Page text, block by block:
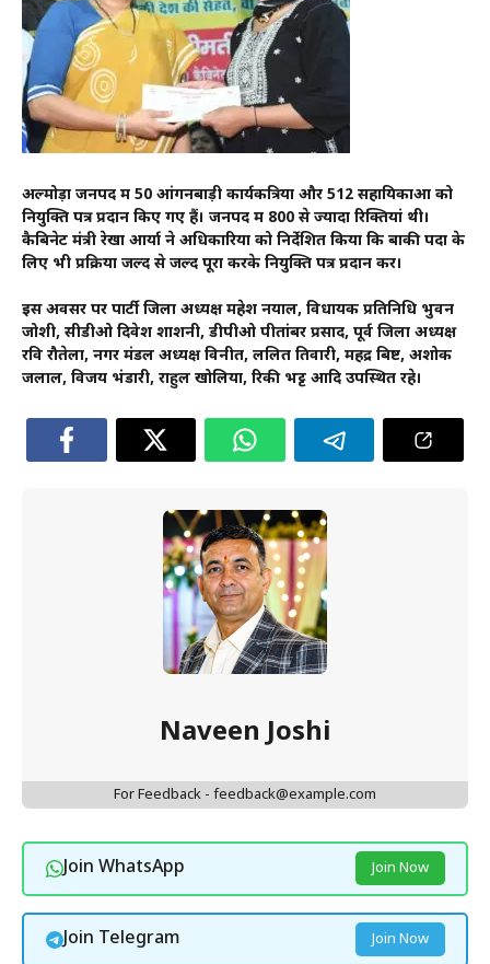
अल्मोड़ा जनपद में 50 आंगनबाड़ी कार्यकत्रियों और 512 सहायिकाओं को
नियुक्ति पत्र प्रदान किए गए हैं। जनपद में 800 से ज्यादा रिक्तियां थी।
कैबिनेट मंत्री रेखा आर्या ने अधिकारियों को निर्देशित किया कि बाकी पदों के
लिए भी प्रक्रिया जल्द से जल्द पूरा करके नियुक्ति पत्र प्रदान करें।
इस अवसर पर पार्टी जिला अध्यक्ष महेश नयाल, विधायक प्रतिनिधि भुवन
जोशी, सीडीओ दिवेश शाशनी, डीपीओ पीतांबर प्रसाद, पूर्व जिला अध्यक्ष
रवि रौतेला, नगर मंडल अध्यक्ष विनीत, ललित तिवारी, महेंद्र बिष्ट, अशोक
जलाल, विजय भंडारी, राहुल खोलिया, रिकी भट्ट आदि उपस्थित रहे।
Naveen Joshi
For Feedback - feedback@example.com
Join WhatsApp Join Now
Join Telegram Join Now